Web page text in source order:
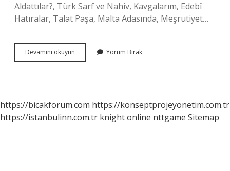
Aldattılar?, Türk Sarf ve Nahiv, Kavgalarım, Edebî
Hatıralar, Talat Paşa, Malta Adasında, Meşrutiyet…
Devamını okuyun
Eseri
Yorum Bırak
https://bicakforum.com https://konseptprojeyonetim.com.tr
https://istanbulinn.com.tr knight online nttgame Sitemap